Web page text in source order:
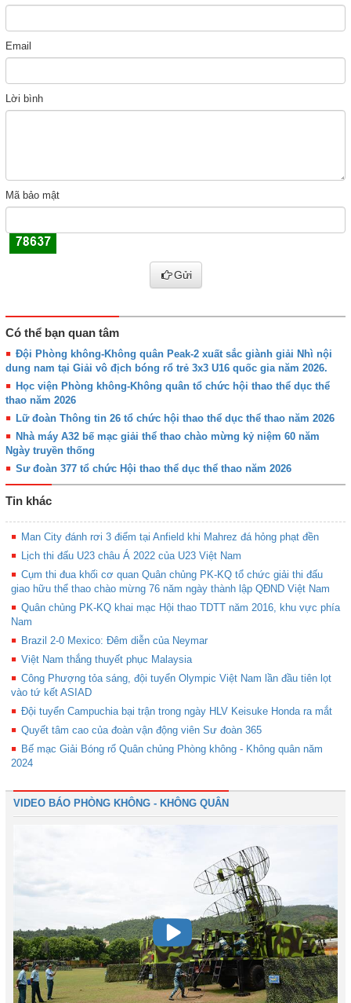
Email
Lời bình
Mã bảo mật
Gửi
Có thể bạn quan tâm
Đội Phòng không-Không quân Peak-2 xuất sắc giành giải Nhì nội
dung nam tại Giải vô địch bóng rổ trẻ 3x3 U16 quốc gia năm 2026.
Học viện Phòng không-Không quân tổ chức hội thao thể dục thể
thao năm 2026
Lữ đoàn Thông tin 26 tổ chức hội thao thể dục thể thao năm 2026
Nhà máy A32 bế mạc giải thể thao chào mừng kỷ niệm 60 năm
Ngày truyền thống
Sư đoàn 377 tổ chức Hội thao thể dục thể thao năm 2026
Tin khác
Man City đánh rơi 3 điểm tại Anfield khi Mahrez đá hỏng phạt đền
Lịch thi đấu U23 châu Á 2022 của U23 Việt Nam
Cụm thi đua khối cơ quan Quân chủng PK-KQ tổ chức giải thi đấu
giao hữu thể thao chào mừng 76 năm ngày thành lập QĐND Việt Nam
Quân chủng PK-KQ khai mạc Hội thao TDTT năm 2016, khu vực phía
Nam
Brazil 2-0 Mexico: Đêm diễn của Neymar
Việt Nam thắng thuyết phục Malaysia
Công Phượng tỏa sáng, đội tuyển Olympic Việt Nam lần đầu tiên lọt
vào tứ kết ASIAD
Đội tuyển Campuchia bại trận trong ngày HLV Keisuke Honda ra mắt
Quyết tâm cao của đoàn vận động viên Sư đoàn 365
Bế mạc Giải Bóng rổ Quân chủng Phòng không - Không quân năm
2024
VIDEO BÁO PHÒNG KHÔNG - KHÔNG QUÂN